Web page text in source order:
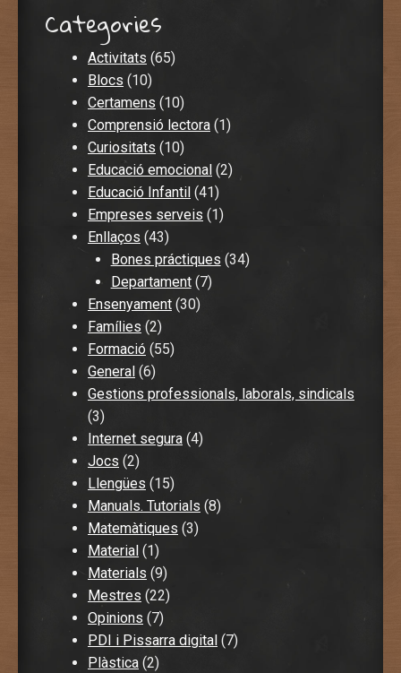
Categories
Activitats (65)
Blocs (10)
Certamens (10)
Comprensió lectora (1)
Curiositats (10)
Educació emocional (2)
Educació Infantil (41)
Empreses serveis (1)
Enllaços (43)
Bones práctiques (34)
Departament(7)
Ensenyament (30)
Famílies (2)
Formació (55)
General (6)
Gestions professionals, laborals, sindicals
(3)
Internet segura (4)
Jocs (2)
Llengües (15)
Manuals. Tutorials (8)
Matemàtiques (3)
Material (1)
Materials (9)
Mestres (22)
Opinions (7)
PDI i Pissarra digital (7)
Plàstica (2)